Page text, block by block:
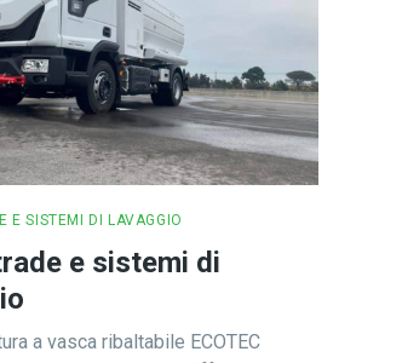
E SISTEMI DI LAVAGGIO
e sistemi di
a vasca ribaltabile ECOTEC